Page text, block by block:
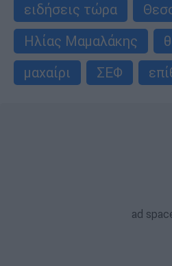
ειδήσεις τώρα
Ηλίας Μαμαλάκης
μαχαίρι
ΣΕΦ